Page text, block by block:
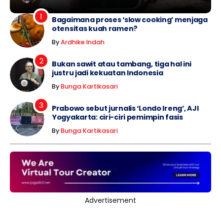
Bagaimana proses ‘slow cooking’ menjaga
otensitas kuah ramen?
ByArdhike Indah
Bukan sawit atau tambang, tiga hal ini
justru jadi kekuatan Indonesia
ByBunga Kartikasari
Prabowo sebut jurnalis ‘Londo Ireng’, AJI
Yogyakarta: ciri-ciri pemimpin fasis
ByBunga Kartikasari
Advertisement